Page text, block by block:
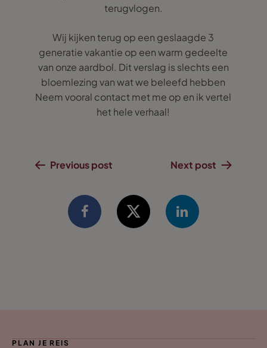
terugvlogen.
Wij kijken terug op een geslaagde 3
generatie vakantie op een warm gedeelte
van onze aardbol. Dit verslag is slechts een
bloemlezing van wat we beleefd hebben
Neem vooral contact met me op en ik vertel
het hele verhaal!
Previous post Next post
PLAN JE REIS